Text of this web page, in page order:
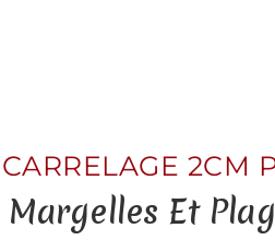
CARRELAGE 2CM
Margelles Et